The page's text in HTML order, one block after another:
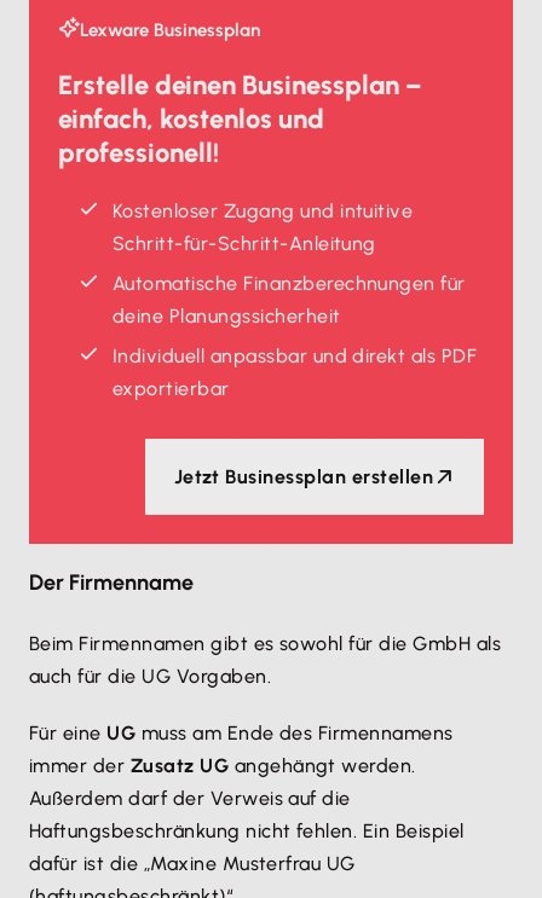
Lexware Businessplan
Erstelle deinen Businessplan –
einfach, kostenlos und
professionell!
Kostenloser Zugang und intuitive
Schritt-für-Schritt-Anleitung
Automatische Finanzberechnungen für
deine Planungssicherheit
Individuell anpassbar und direkt als PDF
exportierbar
Jetzt Businessplan erstellen
Der Firmenname
Beim Firmennamen gibt es sowohl für die GmbH als
auch für die UG Vorgaben.
Für eine UG muss am Ende des Firmennamens
immer der Zusatz UG angehängt werden.
Außerdem darf der Verweis auf die
Haftungsbeschränkung nicht fehlen. Ein Beispiel
dafür ist die „Maxine Musterfrau UG